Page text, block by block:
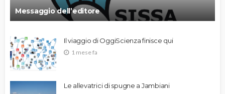
Messaggio dell’editore
Il viaggio di OggiScienza finisce qui
1 mese fa
Le allevatrici di spugne a Jambiani